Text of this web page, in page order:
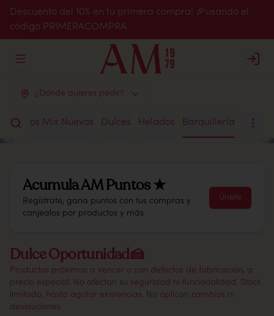
Descuento del 10% en tu primera compra! 🎉usando el
código PRIMERACOMPRA
Abrir menu de navegación Login
¿Dónde quieres pedir?
Mix Nuevos Dulces Helados Barquillería
AcumulaAM Puntos ★
Regístrate, gana puntos con tus compras y
canjealos por productos y más
Únete
Dulce Oportunidad🍰
Productos próximos a vencer o con defectos de fabricación, a
precio especial. No afectan su seguridad ni funcionalidad. Stock
limitado, hasta agotar existencias. No aplican cambios ni
devoluciones